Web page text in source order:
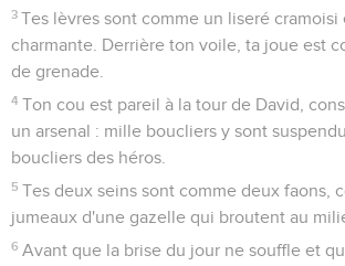
3 Tes lèvres sont comme un liseré
charmante. Derrière ton voile, ta joue est
de grenade.
4 Ton cou est pareil à la tour de David,
un arsenal : mille boucliers y sont
boucliers des héros.
5 Tes deux seins sont comme deux faons,
jumeaux d'une gazelle qui broutent au
6 Avant que la brise du jour ne souffle et